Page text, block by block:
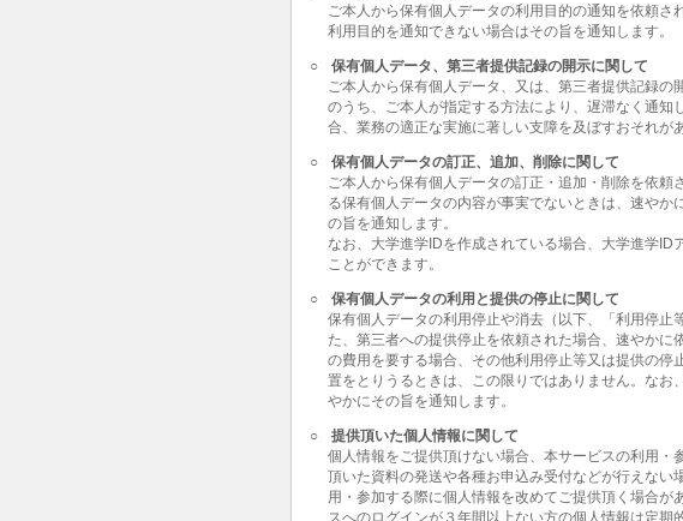
ご本人から保有個人データの利用目的の通知を依頼さ
利用目的を通知できない場合はその旨を通知します。
○
保有個人データ、第三者提供記録の開示に関して
ご本人から保有個人データ、又は、第三者提供記録
のうち、ご本人が指定する方法により、遅滞なく通
合、業務の適正な実施に著しい支障を及ぼすおそれが
○
保有個人データの訂正、追加、削除に関して
ご本人から保有個人データの訂正・追加・削除を依
る保有個人データの内容が事実でないときは、速や
の旨を通知します。
なお、大学進学IDを作成されている場合、大学進学
ことができます。
○
保有個人データの利用と提供の停止に関して
保有個人データの利用停止や消去（以下、「利用停止
た、第三者への提供停止を依頼された場合、速やか
の費用を要する場合、その他利用停止等又は提供の
置をとりうるときは、この限りではありません。な
やかにその旨を通知します。
○
提供頂いた個人情報に関して
個人情報をご提供頂けない場合、本サービスの利用
頂いた資料の発送や各種お申込み受付などが行えない
用・参加する際に個人情報を改めてご提供頂く場合
スへのログインが３年間以上ない方の個人情報は定期